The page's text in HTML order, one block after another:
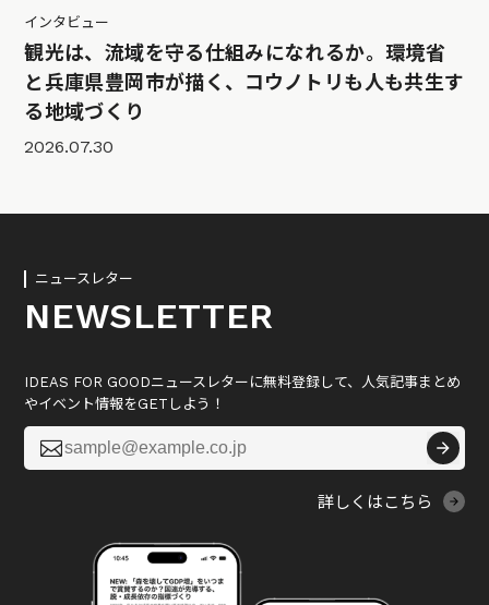
インタビュー
観光は、流域を守る仕組みになれるか。環境省
と兵庫県豊岡市が描く、コウノトリも人も共生す
る地域づくり
2026.07.30
ニュースレター
NEWSLETTER
IDEAS FOR GOODニュースレターに無料登録して、人気記事まとめ
やイベント情報をGETしよう！

詳しくはこちら